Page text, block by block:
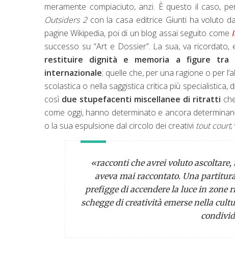
meramente compiaciuto, anzi. È questo il caso,
Outsiders 2con la casa editrice Giunti ha voluto
pagine Wikipedia, poi di un blog assai seguito come
successo su “Art e Dossier”. La sua, va
restituire dignità e memoria a figure tra
internazionale; quelle che, per una ragione o per
scolastica o nella saggistica critica più specialistica,
così due stupefacenti miscellanee di ritratti
come oggi, hanno determinato e ancora
o la sua espulsione dal circolo dei creativi tout court;
«racconti che avrei voluto
aveva mai raccontato. Una
prefigge di accendere la luce in zone
schegge di creatività emerse nella